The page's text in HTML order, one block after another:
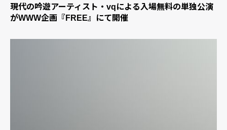
現代の吟遊アーティスト・vqによる入場無料の単独公演
がWWW企画『FREE』にて開催